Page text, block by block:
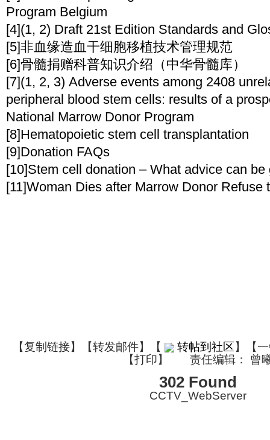
Program Belgium
[4](1, 2) Draft 21st Edition Standards and
[5]非血缘造血干细胞移植技术管理规范
[6]骨髓捐赠科普知识介绍（中华骨髓库）
[7](1, 2, 3) Adverse events among 2408
peripheral blood stem cells: results of a
National Marrow Donor Program
[8]Hematopoietic stem cell transplantation
[9]Donation FAQs
[10]Stem cell donation – What advice can
[11]Woman Dies after Marrow Donor Refuse
【复制链接】【转发邮件】 【 转帖到社区】【
【打印】 责任编辑： 曾
302 Found
CCTV_WebServer